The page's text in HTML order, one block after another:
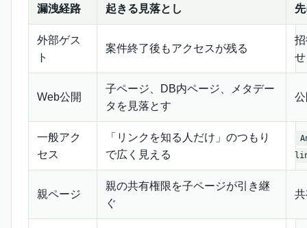
漏洩経路 起きる見落とし
外部ゲス
ト
案件終了後もアクセスが残る
Web公開
子ページ、DB内ページ、メタデー
タを見落とす
一般アク
セス
「リンクを知る人だけ」のつもり
で広く見える
親ページ
親の共有権限を子ページが引き継
ぐ